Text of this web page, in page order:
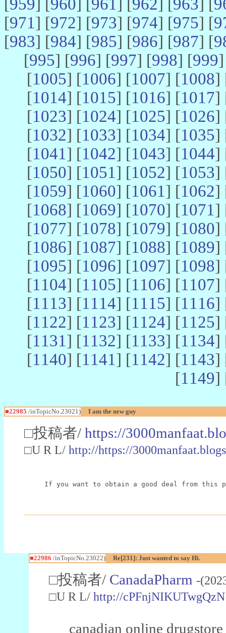
959 960 961 962 963
[971] [972] [973] [974] [975] [
[983] [984] [985] [986] [987] [
[995] [996] [997] [998] [999
[1005] [1006] [1007] [1008]
[1014] [1015] [1016] [1017]
[1023] [1024] [1025] [1026]
[1032] [1033] [1034] [1035]
[1041] [1042] [1043] [1044]
[1050] [1051] [1052] [1053]
[1059] [1060] [1061] [1062]
[1068] [1069] [1070] [1071]
[1077] [1078] [1079] [1080]
[1086] [1087] [1088] [1089]
[1095] [1096] [1097] [1098]
[1104] [1105] [1106] [1107]
[1113] [1114] [1115] [1116]
[1122] [1123] [1124] [1125]
[1131] [1132] [1133] [1134]
[1140] [1141] [1142] [1143]
[1149]
■22985 /inTopicNo.23021) I am the new guy
□投稿者/ https://
□U R L/ http://https://
If you want to obtain a good deal from this
■22986 /inTopicNo.23022) Re[231]: Just wanted to say Hi.
□投稿者/ CanadaPharm -
□U R L/ http://cPFnjNIKUTwgQzN
canadian online